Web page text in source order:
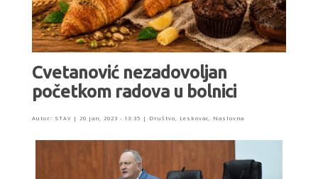
Cvetanović nezadovoljan
početkom radova u bolnici
Autor: STAV| 20 jan, 2023 - 13:35 | Društvo Leskovac Naslovna